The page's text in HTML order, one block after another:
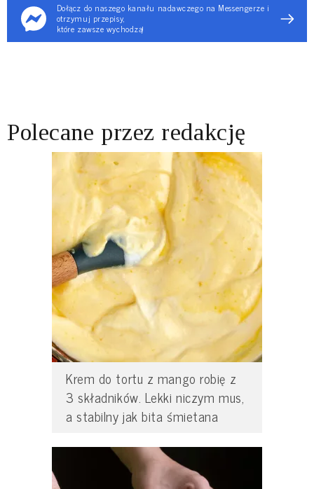
Dołącz do naszego kanału nadawczego na Messengerze i
otrzymuj przepisy,
które zawsze wychodzą!
Polecane przez redakcję
Krem do tortu z mango robię z
3 składników. Lekki niczym mus,
a stabilny jak bita śmietana